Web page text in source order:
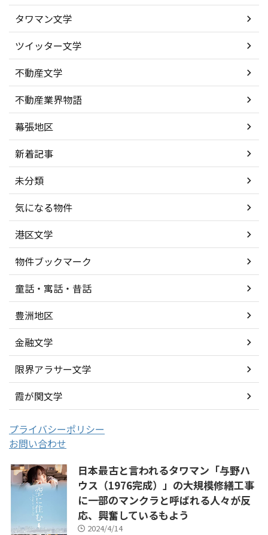
タワマン文学
ツイッター文学
不動産文学
不動産業界物語
幕張地区
新着記事
未分類
気になる物件
港区文学
物件ブックマーク
童話・寓話・昔話
豊洲地区
金融文学
限界アラサー文学
霞が関文学
プライバシーポリシー
お問い合わせ
日本最古と言われるタワマン「与野ハ
ウス（1976完成）」の大規模修繕工事
に一部のマンクラと呼ばれる人々が反
応、興奮しているもよう
2024/4/14